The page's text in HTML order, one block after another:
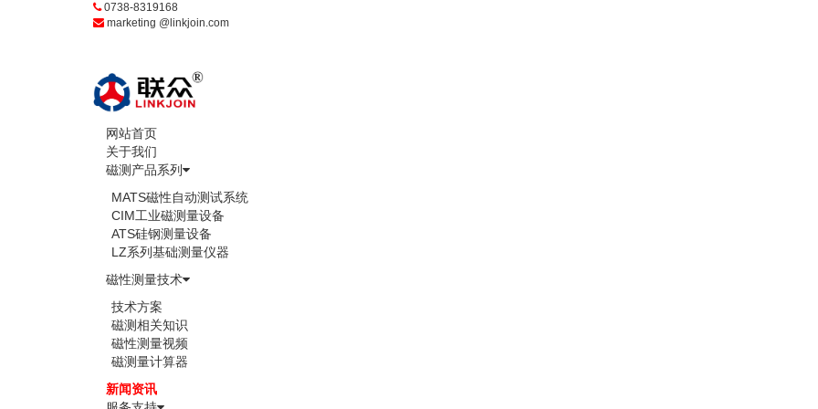
0738-8319168
marketing @linkjoin.com
网站首页
关于我们
磁测产品系列
MATS磁性自动测试系统
CIM工业磁测量设备
ATS硅钢测量设备
LZ系列基础测量仪器
磁性测量技术
技术方案
磁测相关知识
磁性测量视频
磁测量计算器
新闻资讯